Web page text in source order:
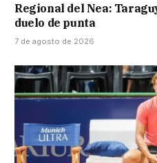
Regional del Nea:
duelo de punta
7 de agosto de 2026